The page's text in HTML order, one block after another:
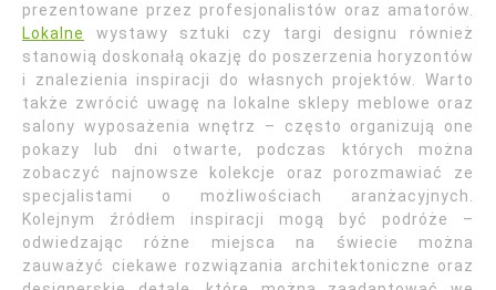
prezentowane przez profesjonalistów oraz amatorów.
Lokalne
wystawy sztuki czy targi designu również
stanowią doskonałą okazję do poszerzenia horyzontów
i znalezienia inspiracji do własnych projektów. Warto
także zwrócić uwagę na lokalne sklepy meblowe oraz
salony wyposażenia wnętrz – często organizują one
pokazy lub dni otwarte, podczas których można
zobaczyć najnowsze kolekcje oraz porozmawiać ze
specjalistami o możliwościach aranżacyjnych.
Kolejnym źródłem inspiracji mogą być podróże –
odwiedzając różne miejsca na świecie można
zauważyć ciekawe rozwiązania architektoniczne oraz